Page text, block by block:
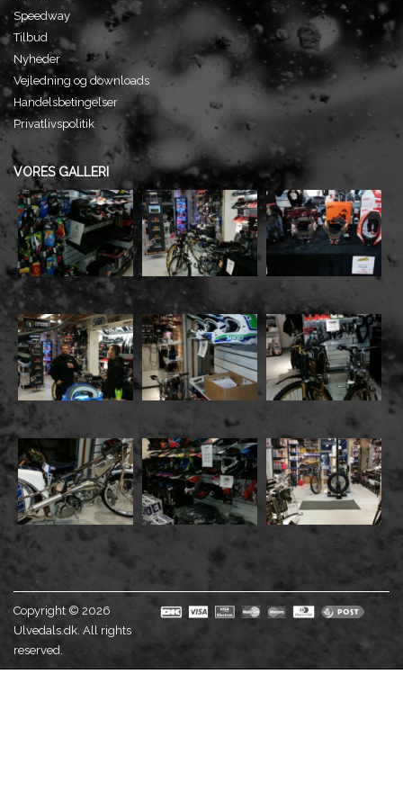
Speedway
Tilbud
Nyheder
Vejledning og downloads
Handelsbetingelser
Privatlivspolitik
VORES GALLERI
Copyright © 2026
Ulvedals.dk. All rights
reserved.